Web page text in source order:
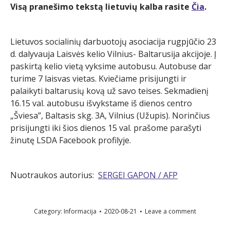
Visą pranešimo tekstą lietuvių kalba rasite Čia.
Lietuvos socialinių darbuotojų asociacija rugpjūčio 23
d. dalyvauja Laisvės kelio Vilnius- Baltarusija akcijoje. Į
paskirtą kelio vietą vyksime autobusu. Autobuse dar
turime 7 laisvas vietas. Kviečiame prisijungti ir
palaikyti baltarusių kovą už savo teises. Sekmadienį
16.15 val. autobusu išvykstame iš dienos centro
„Šviesa”, Baltasis skg. 3A, Vilnius (Užupis). Norinčius
prisijungti iki šios dienos 15 val. prašome parašyti
žinutę LSDA Facebook profilyje.
Nuotraukos autorius: SERGEI GAPON / AFP
Category: Informacija 2020-08-21 Leave a comment